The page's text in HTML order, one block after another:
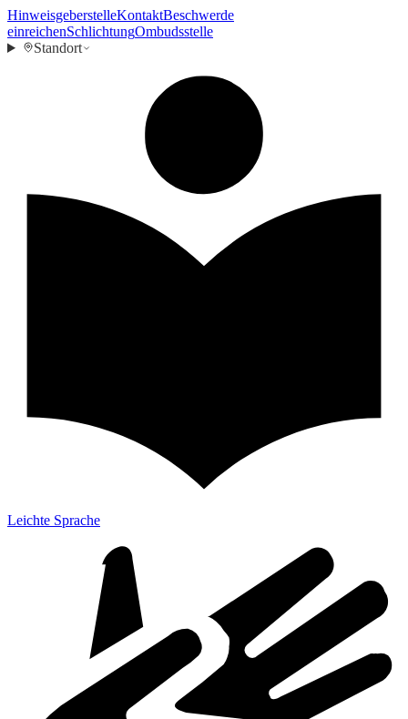
HinweisgeberstelleKontaktBeschwerde
einreichenSchlichtungOmbudsstelle
Standort
Leichte Sprache